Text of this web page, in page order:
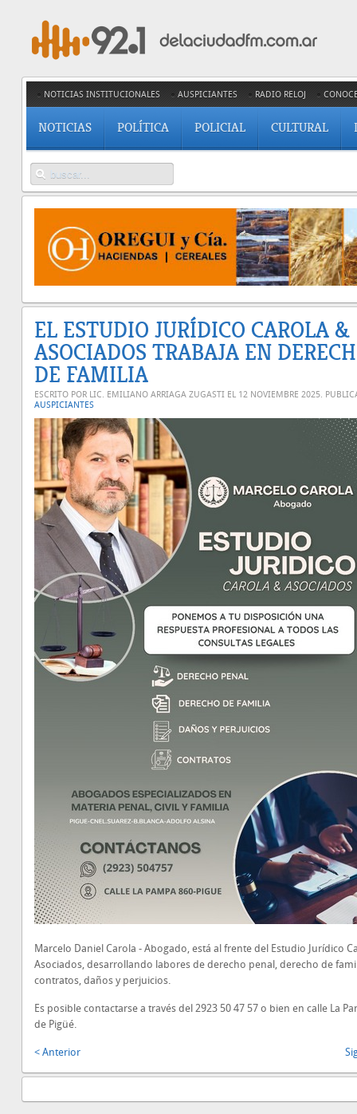
NOTICIAS INSTITUCIONALES AUSPICIANTES RADIO RELOJ
NOTICIAS POLÍTICA POLICIAL CULTURAL
EL ESTUDIO JURÍDICO CAROLA &
ASOCIADOS TRABAJA EN
DE FAMILIA
ESCRITO POR LIC. EMILIANO ARRIAGA ZUGASTI EL 12 NOVIEMBRE 2025.
AUSPICIANTES
Marcelo Daniel Carola - Abogado, está al frente del Estudio Jurídico
Asociados, desarrollando labores de derecho penal, derecho de
contratos, daños y perjuicios.
Es posible contactarse a través del 2923 50 47 57 o bien en calle La
de Pigüé.
< Anterior